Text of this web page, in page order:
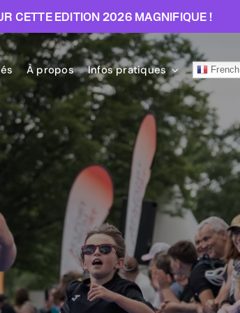
CETTE EDITION 2026 MAGNIFIQUE !
À propos Infos pratiques French